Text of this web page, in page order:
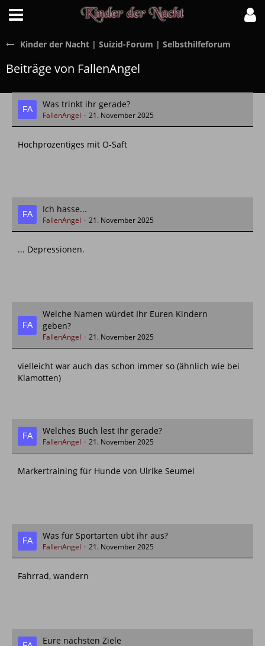
Kinder der Nacht | Suizid-Forum | Selbsthilfeforum
Beiträge von FallenAngel
Was trinkt ihr gerade?
FallenAngel 21. November 2025
Hochprozentiges mit O-Saft
Ich hasse...
FallenAngel 21. November 2025
... Depressionen.
Welche Namen würdet Ihr Euren Kindern
geben?
FallenAngel 21. November 2025
vielleicht war auch das schon immer so (ähnlich wie bei
Klamotten)
Welches Buch lest Ihr gerade?
FallenAngel 21. November 2025
Markertraining für Hunde von Ulrike Seumel
Was für Sportarten übt ihr aus?
FallenAngel 21. November 2025
Fahrrad, wandern
Eure nächsten Ziele